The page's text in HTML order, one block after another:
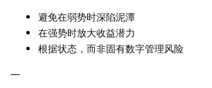
避免在弱势时深陷泥潭
在强势时放大收益潜力
根据状态，而非固有数字管理风险
—